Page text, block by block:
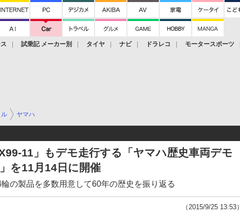
試乗記 メーカー別 タイヤ ナビ ドラレコ モータースポーツ
ル ヤマハ
11」もデモ走行する「ヤマハ歴史車両デモ
を11月14日に開催
の製品を多数用意して60年の歴史を振り返る
（2015/9/25 13:53）